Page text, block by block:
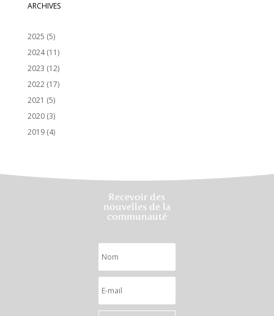
ARCHIVES
2025 (5)
2024(11)
2023 (12)
2022(17)
2021 (5)
2020(3)
2019(4)
Recevoir des
nouvelles de la
communauté